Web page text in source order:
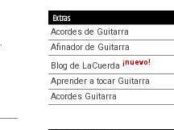
Extras
Acordes de Guitarra
Afinador de Guitarra
Blog de LaCuerda ¡nuevo!
Aprender a tocar Guitarra
Acordes Guitarra